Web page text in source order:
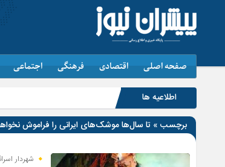
صفحه اصلی اقتصادی فرهنگی اجتماعی
اطلاعیه ها
برچسب » تا سال‌ها موشک‌های ایرانی را فراموش
شهردار